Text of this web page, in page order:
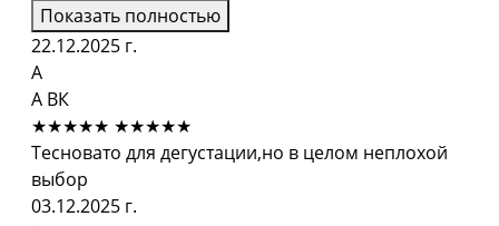
Показать полностью
22.12.2025 г.
А
А ВК
★★★★★ ★★★★★
Тесновато для дегустации,но в целом неплохой
выбор
03.12.2025 г.